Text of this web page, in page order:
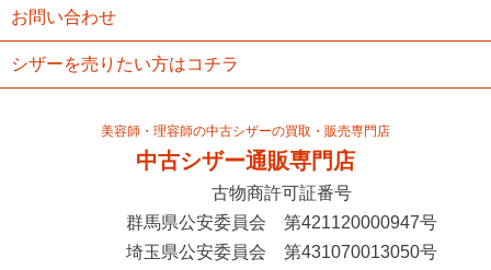
お問い合わせ
シザーを売りたい方はコチラ
美容師・理容師の中古シザーの買取・販売専門店
中古シザー通販専門店
古物商許可証番号
群馬県公安委員会 第421120000947号
埼玉県公安委員会 第431070013050号